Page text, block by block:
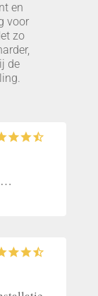
en
voor
zo
de